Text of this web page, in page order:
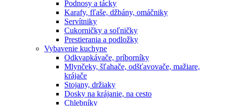
Podnosy a tácky
Karafy, fľaše, džbány, omáčniky
Servítniky
Cukorničky a soľničky
Prestierania a podložky
Vybavenie kuchyne
Odkvapkávače, príborníky
Mlynčeky, šľahače, odšťavovače, mažiare,
krájače
Stojany, držiaky
Dosky na krájanie, na cesto
Chlebníky